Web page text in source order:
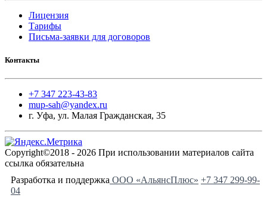
Лицензия
Тарифы
Письма-заявки для договоров
Контакты
+7 347 223-43-83
mup-sah@yandex.ru
г. Уфа, ул. Малая Гражданская, 35
Copyright©2018 - 2026 При использовании материалов сайта
ссылка обязательна
Разработка и поддержка ООО «АльянсПлюс» +7 347 299-99-
04